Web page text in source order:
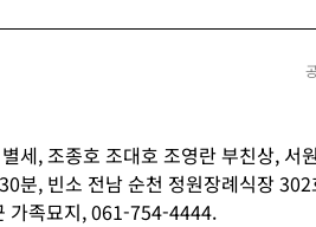
세, 조종호 조대호​ 조영란 부친상, 서
분, 빈소 전남 순천 정원장례식장
가족묘지, 061-754-4444.